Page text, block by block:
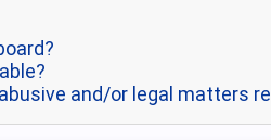
and/or legal matters